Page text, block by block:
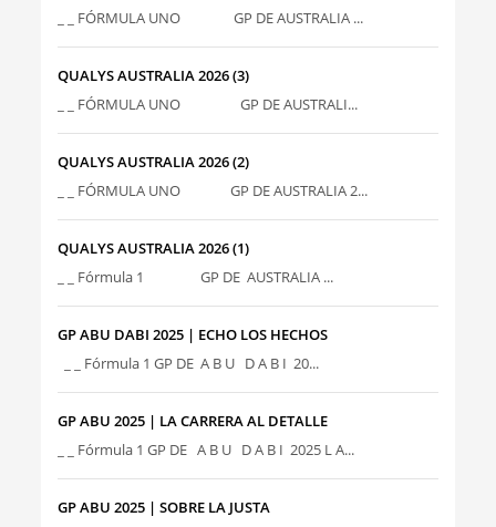
_ _ FÓRMULA UNO GP DE AUSTRALIA ...
QUALYS AUSTRALIA 2026 (3)
_ _ FÓRMULA UNO GP DE AUSTRALI...
QUALYS AUSTRALIA 2026 (2)
_ _ FÓRMULA UNO GP DE AUSTRALIA 2...
QUALYS AUSTRALIA 2026 (1)
_ _ Fórmula 1 GP DE AUSTRALIA ...
GP ABU DABI 2025 | ECHO LOS HECHOS
_ _ Fórmula 1 GP DE A B U D A B I 20...
GP ABU 2025 | LA CARRERA AL DETALLE
_ _ Fórmula 1 GP DE A B U D A B I 2025 L A...
GP ABU 2025 | SOBRE LA JUSTA